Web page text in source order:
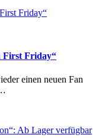
First Friday“
einen neuen Fan